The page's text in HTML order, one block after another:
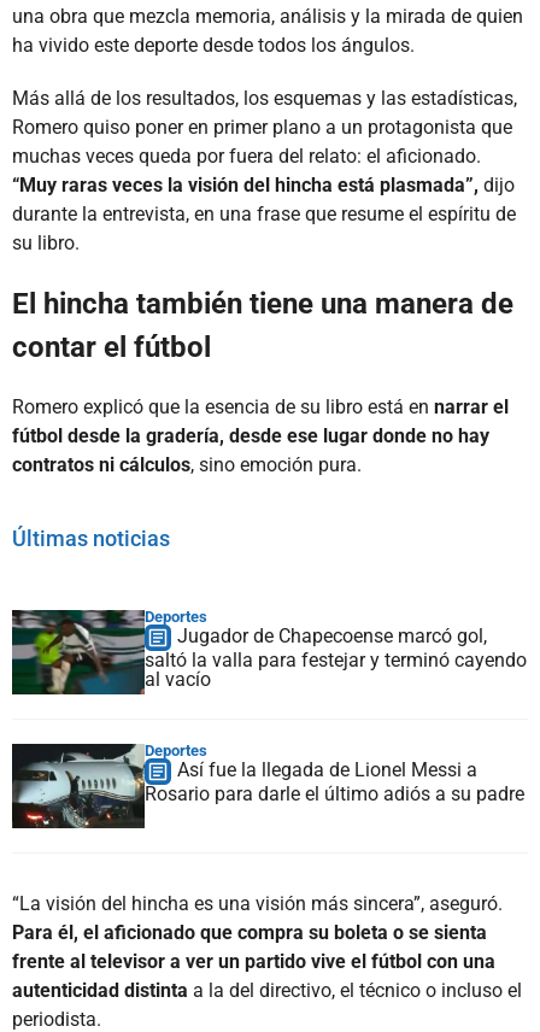
una obra que mezcla memoria, análisis y la mirada de quien
ha vivido este deporte desde todos los ángulos.
Más allá de los resultados, los esquemas y las estadísticas,
Romero quiso poner en primer plano a un protagonista que
muchas veces queda por fuera del relato: el aficionado.
“Muy raras veces la visión del hincha está plasmada”, dijo
durante la entrevista, en una frase que resume el espíritu de
su libro.
El hincha también tiene una manera de
contar el fútbol
Romero explicó que la esencia de su libro está en narrar el
fútbol desde la gradería, desde ese lugar donde no hay
contratos ni cálculos, sino emoción pura.
Últimas noticias
Deportes
Jugador de Chapecoense marcó gol,
saltó la valla para festejar y terminó cayendo
al vacío
Deportes
Así fue la llegada de Lionel Messi a
Rosario para darle el último adiós a su padre
“La visión del hincha es una visión más sincera”, aseguró.
Para él, el aficionado que compra su boleta o se sienta
frente al televisor a ver un partido vive el fútbol con una
autenticidad distinta a la del directivo, el técnico o incluso el
periodista.